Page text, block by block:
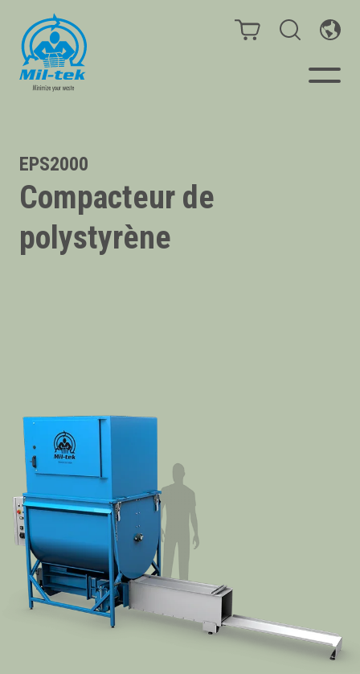
Compacteurs
EPS2000
Compacteur de
polystyrène